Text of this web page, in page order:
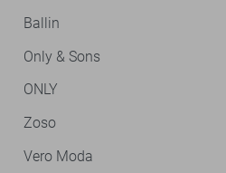
Ballin
Only & Sons
ONLY
Zoso
Vero Moda